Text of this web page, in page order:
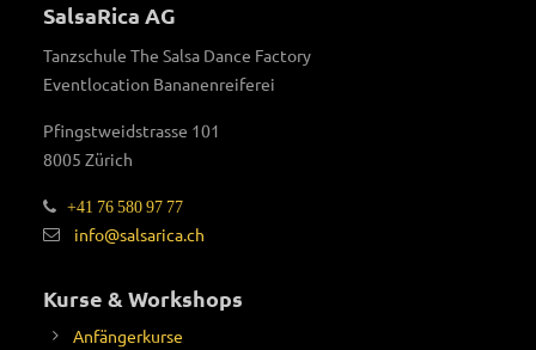
SalsaRica AG
Tanzschule The Salsa Dance Factory
Eventlocation Bananenreiferei
Pfingstweidstrasse 101
8005 Zürich
+41 76 580 97 77
info@salsarica.ch
Kurse & Workshops
Anfängerkurse